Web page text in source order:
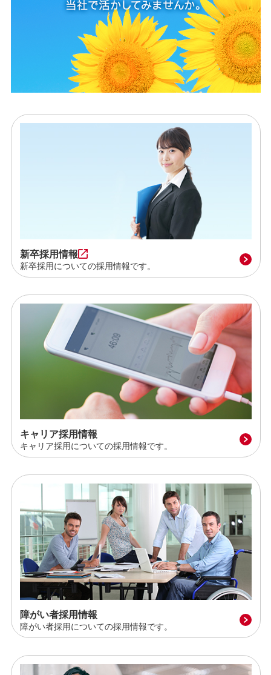
新卒採用情報
新卒採用についての採用情報です。
キャリア採用情報
キャリア採用についての採用情報です。
障がい者採用情報
障がい者採用についての採用情報です。